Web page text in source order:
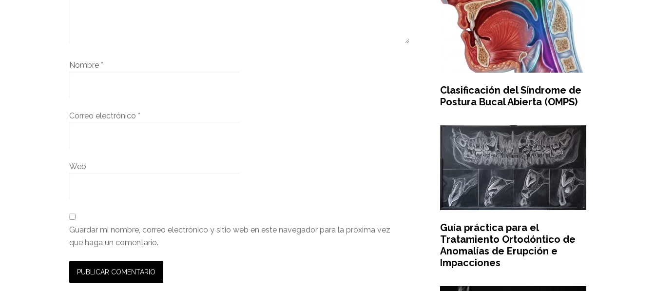
Nombre *
Correo electrónico *
Web
Guardar mi nombre, correo electrónico y sitio web en este navegador para la próxima vez
que haga un comentario.
Clasificación del Síndrome de
Postura Bucal Abierta (OMPS)
Guía práctica para el
Tratamiento Ortodóntico de
Anomalías de Erupción e
Impacciones